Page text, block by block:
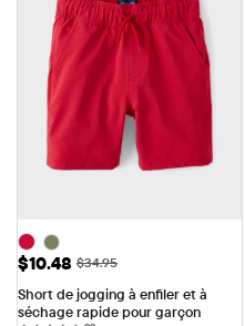
Prix ​​de vente: $10.48
$10.48 Prix ​​d'origine: $34.95
$34.95
Short de jogging à enfiler et à
séchage rapide pour garçon